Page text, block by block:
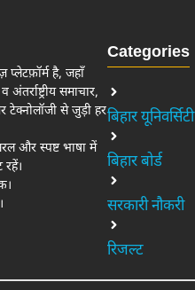
है, जहाँ
अंतर्राष्ट्रीय समाचार,
टेक्नोलॉजी से जुड़ी हर
और स्पष्ट भाषा में
Categories
बिहार यूनिवर्सिटी
बिहार बोर्ड
सरकारी नौकरी
रिजल्ट